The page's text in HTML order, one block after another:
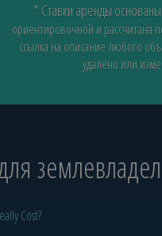
* Ставки аренды
ориентировочной и рассчитана
ссылка на описание любого
удалено или
Cost?